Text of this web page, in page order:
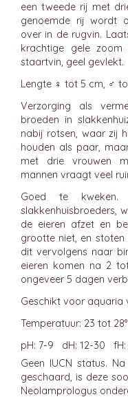
een tweede rij met
genoemde rij wordt
over in de rugvin.
krachtige gele
staartvin, geel gevlekt.
Lengte ♀ tot 5 cm, ♂
Verzorging als
broeden in
nabij rotsen, waar zij
houden als paar,
met drie vrouwen
mannen vraagt veel
Goed te kweken.
slakkenhuisbroeders,
de eieren afzet en
grootte niet, en
dit vervolgens naar
eieren komen na 2
ongeveer 5 dagen
Geschikt voor aquaria
Temperatuur: 23 tot
pH: 7-9 dH: 12-30
Geen IUCN status.
geschaard, is deze
Neolamprologus